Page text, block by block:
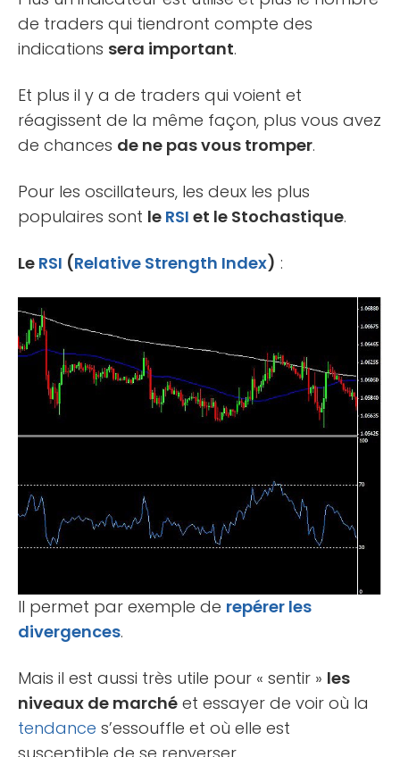
de traders qui tiendront compte des
indications sera important.
Et plus il y a de traders qui voient et
réagissent de la même façon, plus vous avez
de chances de ne pas vous tromper.
Pour les oscillateurs, les deux les plus
populaires sont le RSI et le Stochastique.
Le RSI (Relative Strength Index) :
Il permet par exemple de repérer les
divergences.
Mais il est aussi très utile pour « sentir » les
niveaux de marché et essayer de voir où la
tendance s’essouffle et où elle est